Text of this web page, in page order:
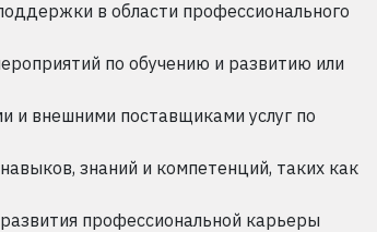
в области профессионального
по обучению и развитию или
и внешними поставщиками услуг по
знаний и компетенций, таких как
профессиональной карьеры